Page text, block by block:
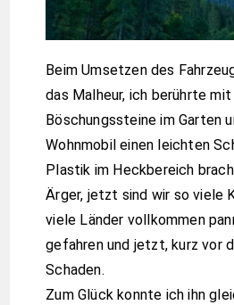
Beim Umsetzen des
das Malheur, ich berührte
Böschungssteine im Garten
Wohnmobil einen leichten
Plastik im Heckbereich
Ärger, jetzt sind wir so viele
viele Länder vollkommen
gefahren und jetzt, kurz vor
Schaden.
Zum Glück konnte ich ihn